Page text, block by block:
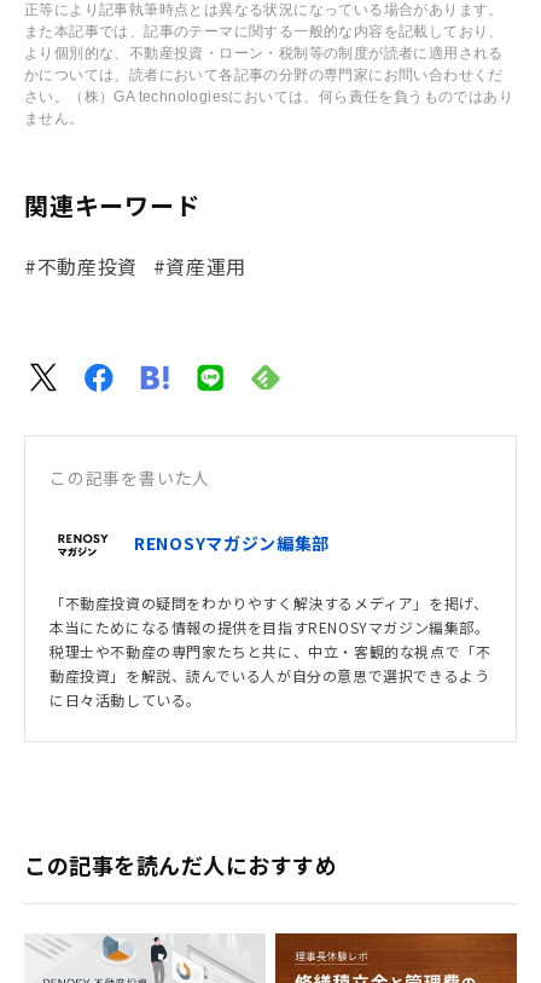
正等により記事執筆時点とは異なる状況になっている場合があります。
また本記事では、記事のテーマに関する一般的な内容を記載しており、
より個別的な、不動産投資・ローン・税制等の制度が読者に適用される
かについては、読者において各記事の分野の専門家にお問い合わせくだ
さい。（株）GA technologiesにおいては、何ら責任を負うものではあり
ません。
関連キーワード
#不動産投資 #資産運用
この記事を書いた人
RENOSYマガジン編集部
「不動産投資の疑問をわかりやすく解決するメディア」を掲げ、
本当にためになる情報の提供を目指すRENOSYマガジン編集部。
税理士や不動産の専門家たちと共に、中立・客観的な視点で「不
動産投資」を解説、読んでいる人が自分の意思で選択できるよう
に日々活動している。
この記事を読んだ人におすすめ